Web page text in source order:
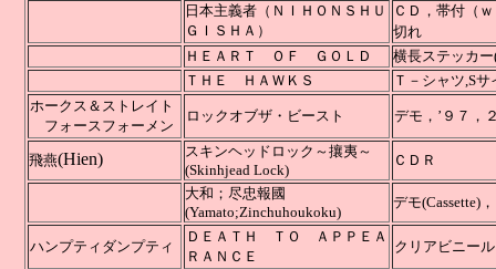
日本主義者（ＮＩＨＯＮＳＨＵ
ＧＩＳＨＡ）
ＣＤ，帯
切れ
ＨＥＡＲＴ ＯＦ ＧＯＬＤ
横長ステッカ
ＴＨＥ ＨＡＷＫＳ
Ｔ－シャツ,S
ホークス＆ストレイト
フォースフォーメン
ロックオブザ・ビースト デモ，’
飛燕(Hien)
スキンヘッドロック～攘夷～
(Skinhjead Lock)
Ｃ
大和；尽忠報國
(Yamato;Zinchuhoukoku)
デモ
ハンプティダンプティ
ＤＥＡＴＨ ＴＯ ＡＰＰＥＡ
ＲＡＮＣＥ
クリアビニー